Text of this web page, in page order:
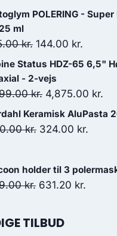
oprindelige
var:
POLERING -
ml
kr. Den
oprindelige
pris
var:
175.00 kr..
144.00 kr.
er:
144.00
Status HDZ-65 6,5"
- 2-vejs
kr. Den
oprindelige
pris
4,875.00 kr.
Keramisk AluPasta
kr. Den
var:
360.00 kr..
324.00 kr.
er:
holder til 3
kr. Den
pris
631.20 kr.
TILBUD